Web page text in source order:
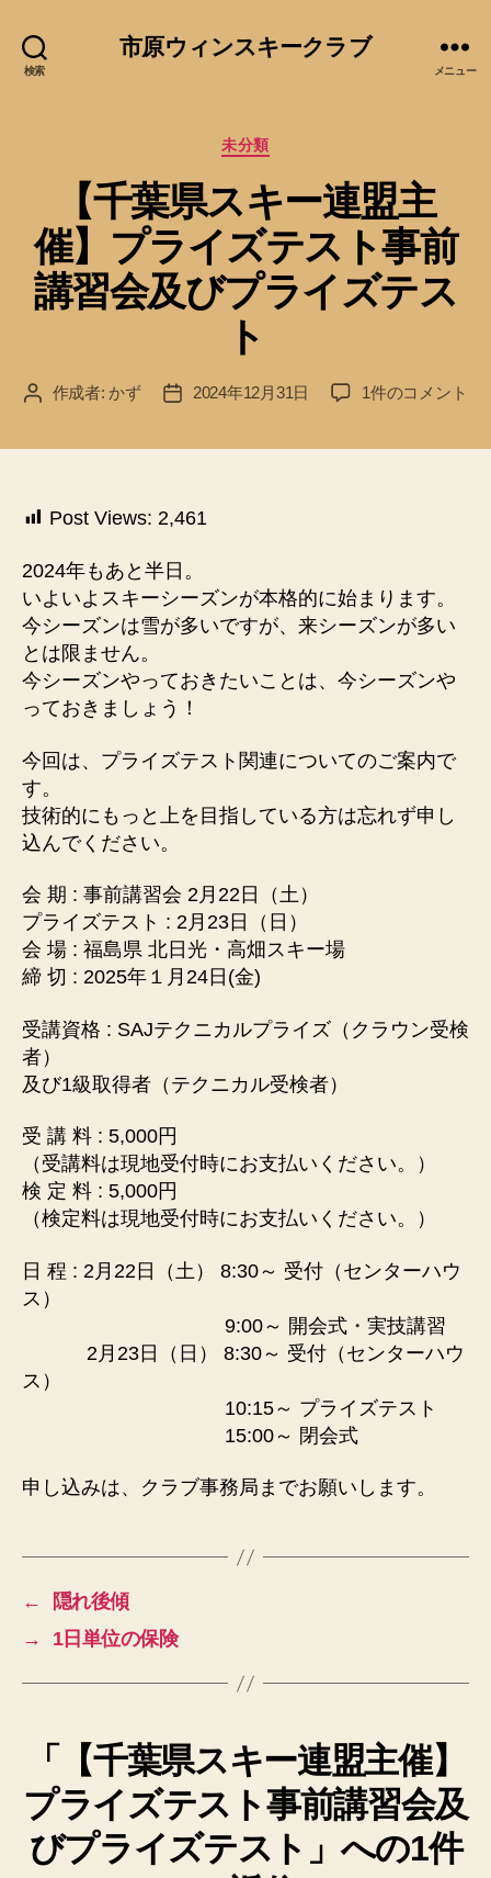
検索
市原ウィンスキークラブ
メニュー
カ
ゴ
リ
ー
未分類
【千葉県スキー連盟主
催】プライズテスト事前
講習会及びプライズテス
ト
投 作成者: かず
投
2024年12月31日
【千
催】
プ
イ
ス
事
前
イ
ズ
の
1件のコメント
Post Views: 2,461
2024年もあと半日。
いよいよスキーシーズンが本格的に始まります。
今シーズンは雪が多いですが、来シーズンが多い
とは限ません。
今シーズンやっておきたいことは、今シーズンや
っておきましょう！
今回は、プライズテスト関連についてのご案内で
す。
技術的にもっと上を目指している方は忘れず申し
込んでください。
会 期 : 事前講習会 2月22日（土）
プライズテスト : 2月23日（日）
会 場 : 福島県 北日光・高畑スキー場
締 切 : 2025年１月24日(金)
受講資格 : SAJテクニカルプライズ（クラウン受検
者）
及び1級取得者（テクニカル受検者）
受 講 料 : 5,000円
（受講料は現地受付時にお支払いください。）
検 定 料 : 5,000円
（検定料は現地受付時にお支払いください。）
日 程 : 2月22日（土） 8:30～ 受付（センターハウ
ス）
9:00～ 開会式・実技講習
2月23日（日） 8:30～ 受付（センターハウ
ス）
10:15～ プライズテスト
15:00～ 閉会式
申し込みは、クラブ事務局までお願いします。
←
隠れ後傾
→
1日単位の保険
「【千葉県スキー連盟主催】
プライズテスト事前講習会及
びプライズテスト」への1件